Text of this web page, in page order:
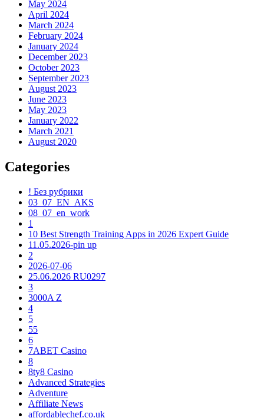
May 2024
April 2024
March 2024
February 2024
January 2024
December 2023
October 2023
September 2023
August 2023
June 2023
May 2023
January 2022
March 2021
August 2020
Categories
! Без рубрики
03_07_EN_AKS
08_07_en_work
1
10 Best Strength Training Apps in 2026 Expert Guide
11.05.2026-pin up
2
2026-07-06
25.06.2026 RU0297
3
3000A Z
4
5
55
6
7ABET Casino
8
8ty8 Casino
Advanced Strategies
Adventure
Affiliate News
affordablechef.co.uk